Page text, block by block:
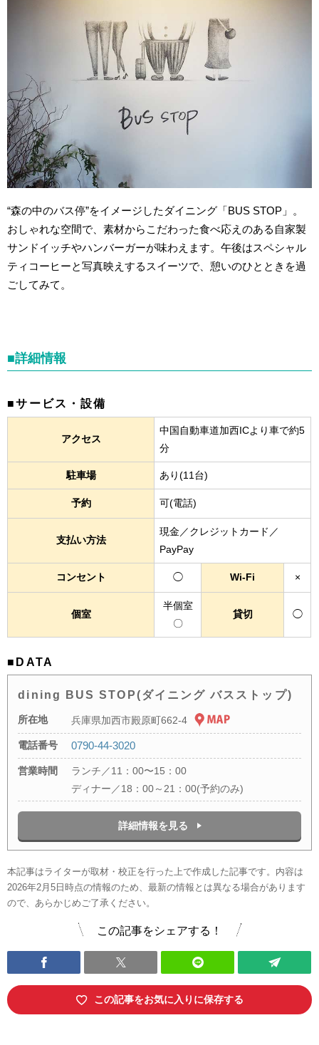
“森の中のバス停”をイメージしたダイニング「BUS STOP」。
おしゃれな空間で、素材からこだわった食べ応えのある自家製
サンドイッチやハンバーガーが味わえます。午後はスペシャル
ティコーヒーと写真映えするスイーツで、憩いのひとときを過
ごしてみて。
■詳細情報
■サービス・設備
アクセス
中国自動車道加西ICより車で約5
分
駐車場 あり(11台)
予約 可(電話)
支払い方法
現金／クレジットカード／
PayPay
コンセント ◯ Wi-Fi ×
個室
半個室
〇
貸切 ◯
■DATA
dining BUS STOP(ダイニング バスストップ)
所在地 兵庫県加西市殿原町662-4
電話番号 0790-44-3020
営業時間
ランチ／11：00〜15：00
ディナー／18：00～21：00(予約のみ)
詳細情報を見る
本記事はライターが取材・校正を行った上で作成した記事です。内容は
2026年2月5日時点の情報のため、最新の情報とは異なる場合があります
ので、あらかじめご了承ください。
この記事をシェアする！
この記事をお気に入りに保存する